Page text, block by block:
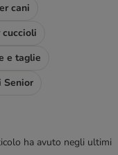
cani
e taglie
Senior
ha avuto negli ultimi